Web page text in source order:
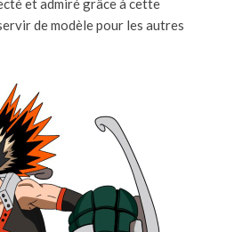
et admiré grâce à cette
de modèle pour les autres